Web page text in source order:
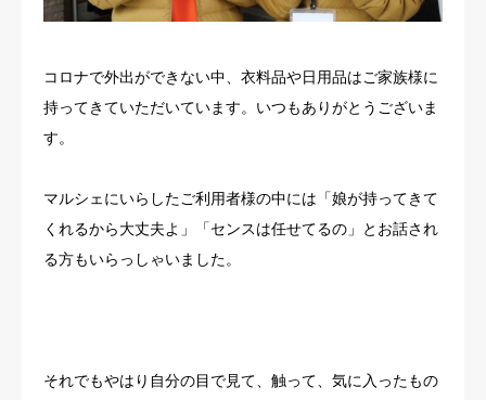
コロナで外出ができない中、衣料品や日用品はご家族様に
持ってきていただいています。いつもありがとうございま
す。
マルシェにいらしたご利用者様の中には「娘が持ってきて
くれるから大丈夫よ」「センスは任せてるの」とお話され
る方もいらっしゃいました。
それでもやはり自分の目で見て、触って、気に入ったもの